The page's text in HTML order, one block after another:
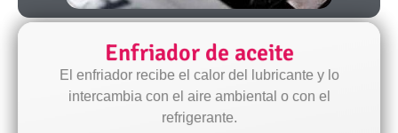
Enfriador de aceite
El enfriador recibe el calor del lubricante y lo
intercambia con el aire ambiental o con el
refrigerante.